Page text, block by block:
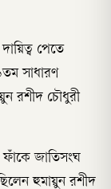
পেতে
সাধারণ
রশীদ চৌধুরী
ফাঁকে জাতিসংঘ
হুমায়ুন রশীদ